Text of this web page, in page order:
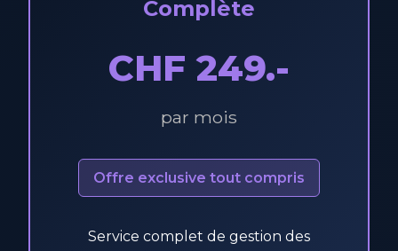
Complète
CHF 249.-
par mois
Offre exclusive tout compris
Service complet de gestion des